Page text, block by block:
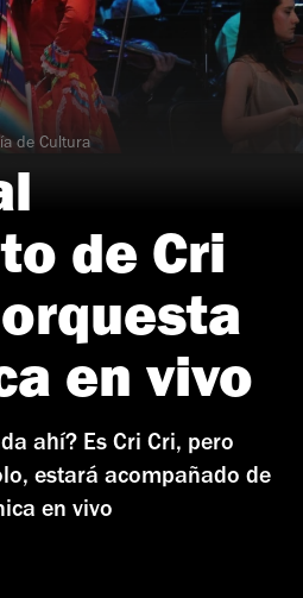
Cultura | Cri Cri sinfónico
de Cultura
de Cri
en vivo
ahí? Es Cri Cri, pero
estará acompañado de
en vivo